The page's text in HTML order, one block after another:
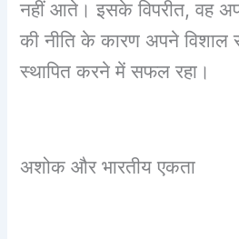
नहीं आते। इसके विपरीत, वह
की नीति के कारण अपने विशाल
स्थापित करने में सफल रहा।
अशोक और भारतीय एकता